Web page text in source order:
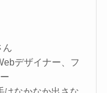
ん
デザイナー、フ